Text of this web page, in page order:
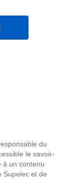
du
le savoir-
à un contenu
Supelec et de